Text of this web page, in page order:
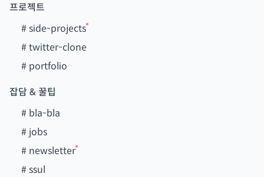
프로젝트
#side-projects
#twitter-clone
# portfolio
잡담 & 꿀팁
# bla-bla
# jobs
# newsletter
#ssul